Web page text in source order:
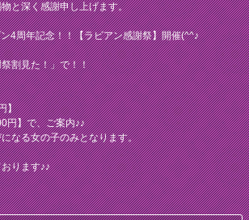
と深く感謝申し上げます。
4周年記念！！【ラビアン感謝祭】開催(^^♪
割見た！」で！！
】
円】で、ご案内♪♪
なる女の子のみとなります。
ります♪♪